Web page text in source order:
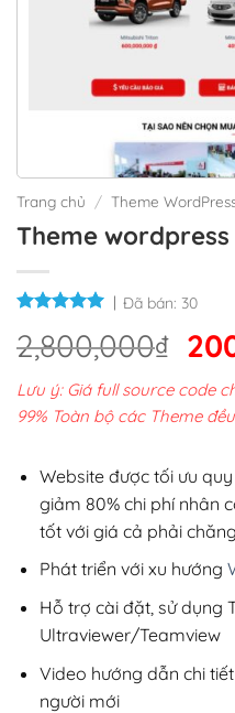
Trang chủ / Theme
Theme wordpress
Đã bán: 30
2,800,000₫ Giá
gốc
là:
Lưu ý: Giá full source code
99% Toàn bộ các Theme
Website được tối ưu
giảm 80% chi phí nhân
tốt với giá cả phải
Phát triển với xu hướng
Hỗ trợ cài đặt, sử dụng
Ultraviewer/Teamview
Video hướng dẫn chi
người mới